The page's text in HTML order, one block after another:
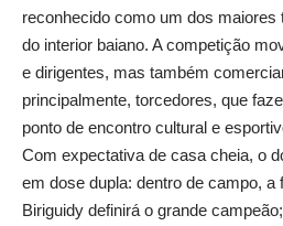
reconhecido como um dos maiores
do interior baiano. A competição
e dirigentes, mas também
principalmente, torcedores, que
ponto de encontro cultural e
Com expectativa de casa cheia, o
em dose dupla: dentro de campo, a
Biriguidy definirá o grande